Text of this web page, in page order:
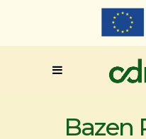
Bazen